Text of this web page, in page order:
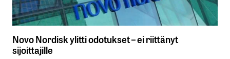
Novo Nordisk ylitti odotukset – ei riittänyt
sijoittajille